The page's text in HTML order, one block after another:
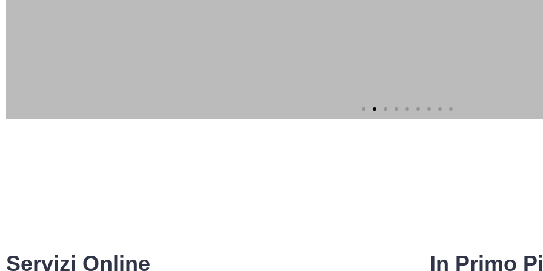
Servizi Online In Primo